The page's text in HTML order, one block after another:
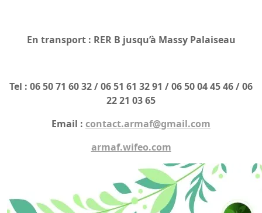
En transport : RER B jusqu’à Massy Palaiseau
Tel : 06 50 71 60 32 / 06 51 61 32 91 / 06 50 04 45 46 / 06
22 21 03 65
Email : contact.armaf@gmail.com
armaf.wifeo.com